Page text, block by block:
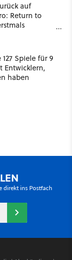
auf
Return to
Spiele für 9
Entwicklern,
haben
direkt ins Postfach